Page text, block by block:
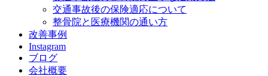
交通事故後の保険適応について
整骨院と医療機関の通い方
改善事例
Instagram
ブログ
会社概要